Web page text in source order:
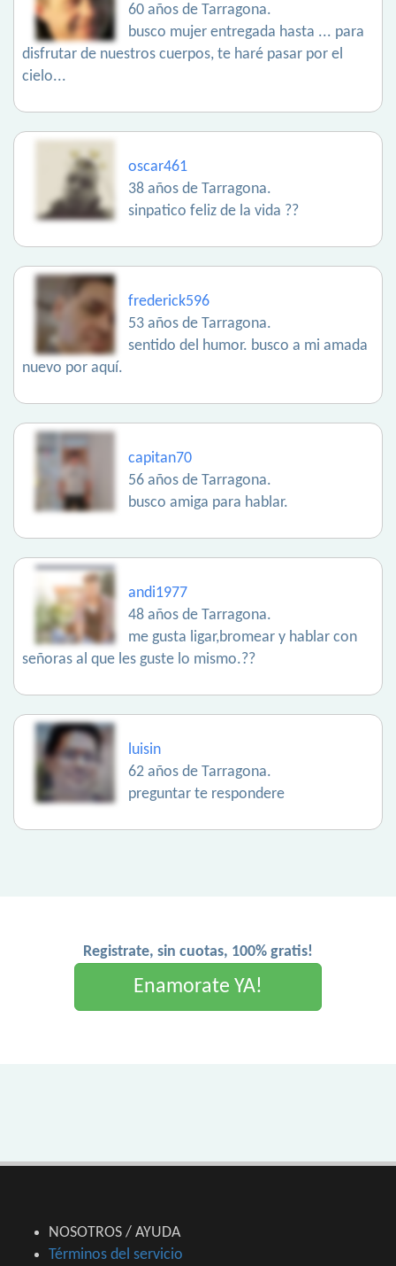
60 años de Tarragona.
busco mujer entregada hasta ... para
disfrutar de nuestros cuerpos, te haré pasar por el
cielo...
oscar461
38 años de Tarragona.
sinpatico feliz de la vida ??
frederick596
53 años de Tarragona.
sentido del humor. busco a mi amada
nuevo por aquí.
capitan70
56 años de Tarragona.
busco amiga para hablar.
andi1977
48 años de Tarragona.
me gusta ligar,bromear y hablar con
señoras al que les guste lo mismo.??
luisin
62 años de Tarragona.
preguntar te respondere
Registrate, sin cuotas, 100% gratis!
Enamorate YA!
NOSOTROS / AYUDA
Términos del servicio